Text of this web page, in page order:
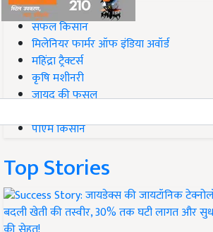
#Top on Krishi Jagran
सफल किसान
मिलेनियर फार्मर ऑफ इंडिया अवॉर्ड
महिंद्रा ट्रैक्टर्स
कृषि मशीनरी
जायद की फसल
पीएम किसान
Top Stories